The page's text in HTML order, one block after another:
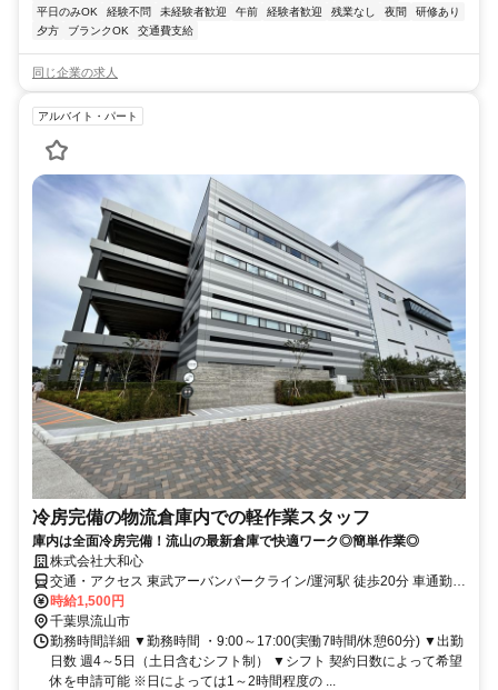
平日のみOK
経験不問 未経験者歓迎 午前 経験者歓迎 残業なし 夜間
研修あり
夕方
ブランクOK 交通費支給
同じ企業の求人
アルバイト・パート
冷房完備の物流倉庫内での軽作業スタッフ
庫内は全面冷房完備！流山の最新倉庫で快適ワーク◎簡単作業◎
株式会社大和心
交通・アクセス 東武アーバンパークライン/運河駅 徒歩20分 車通勤、
自転車通勤OK！（無料の駐輪場完備） つくばエクスプレス/流山おお
たかの森 東武アーバンパークライン/江戸川台から無料シャトルバス
あり
時給1,500円
千葉県流山市
勤務時間詳細 ▼勤務時間 ・9:00～17:00(実働7時間/休憩60分) ▼出勤
日数 週4～5日（土日含むシフト制） ▼シフト 契約日数によって希望
休を申請可能 ※日によっては1～2時間程度の ...